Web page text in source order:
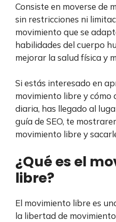
Consiste en moverse de
sin restricciones ni
movimiento que se
habilidades del cuerpo
mejorar la salud física y
Si estás interesado en
movimiento libre y cómo
diaria, has llegado al
guía de SEO, te
movimiento libre y
¿Qué es el
libre?
El movimiento libre es
la libertad de